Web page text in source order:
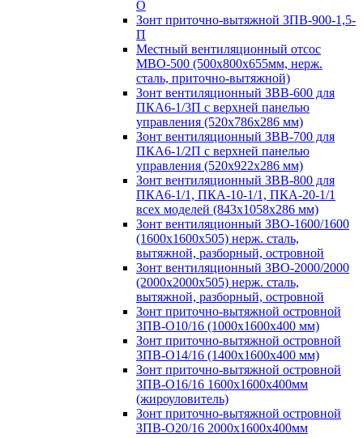
О
Зонт приточно-вытяжной ЗПВ-900-1,5-
П
Местный вентиляционный отсос
МВО-500 (500х800х655мм, нерж.
сталь, приточно-вытяжной)
Зонт вентиляционный ЗВВ-600 для
ПКА6-1/3П с верхней панелью
управления (520х786х286 мм)
Зонт вентиляционный ЗВВ-700 для
ПКА6-1/2П с верхней панелью
управления (520х922х286 мм)
Зонт вентиляционный ЗВВ-800 для
ПКА6-1/1, ПКА-10-1/1, ПКА-20-1/1
всех моделей (843х1058х286 мм)
Зонт вентиляционный ЗВО-1600/1600
(1600х1600х505) нерж. сталь,
вытяжной, разборный, островной
Зонт вентиляционный ЗВО-2000/2000
(2000х2000х505) нерж. сталь,
вытяжной, разборный, островной
Зонт приточно-вытяжной островной
ЗПВ-О10/16 (1000х1600х400 мм)
Зонт приточно-вытяжной островной
ЗПВ-О14/16 (1400х1600х400 мм)
Зонт приточно-вытяжной островной
ЗПВ-О16/16 1600х1600х400мм
(жироуловитель)
Зонт приточно-вытяжной островной
ЗПВ-О20/16 2000х1600х400мм